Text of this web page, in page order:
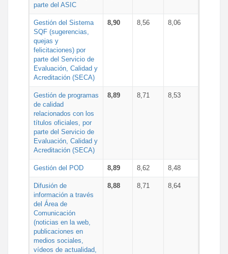
parte del ASIC
Gestión del Sistema
SQF (sugerencias,
quejas y
felicitaciones) por
parte del Servicio de
Evaluación, Calidad y
Acreditación (SECA)
8,90 8,56 8,06
Gestión de programas
de calidad
relacionados con los
títulos oficiales, por
parte del Servicio de
Evaluación, Calidad y
Acreditación (SECA)
8,89 8,71 8,53
Gestión del POD 8,89 8,62 8,48
Difusión de
información a través
del Área de
Comunicación
(noticias en la web,
publicaciones en
medios sociales,
vídeos de actualidad,
8,88 8,71 8,64